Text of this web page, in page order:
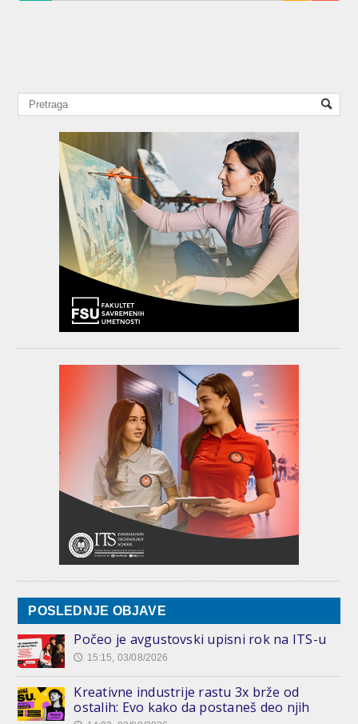
POSLEDNJE OBJAVE
Počeo je avgustovski upisni rok na ITS-u
🕔 15:15, 03/08/2026
Kreativne industrije rastu 3x brže od
ostalih: Evo kako da postaneš deo njih